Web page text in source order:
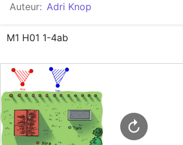
GeoGebra Klaslokaal
Auteur: Adri Knop
M1 H01 1-4ab